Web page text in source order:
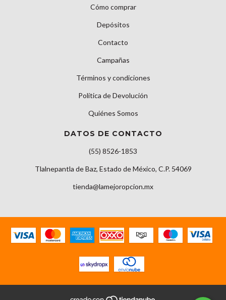
Cómo comprar
Depósitos
Contacto
Campañas
Términos y condiciones
Política de Devolución
Quiénes Somos
DATOS DE CONTACTO
(55) 8526-1853
Tlalnepantla de Baz, Estado de México, C.P. 54069
tienda@lamejoropcion.mx